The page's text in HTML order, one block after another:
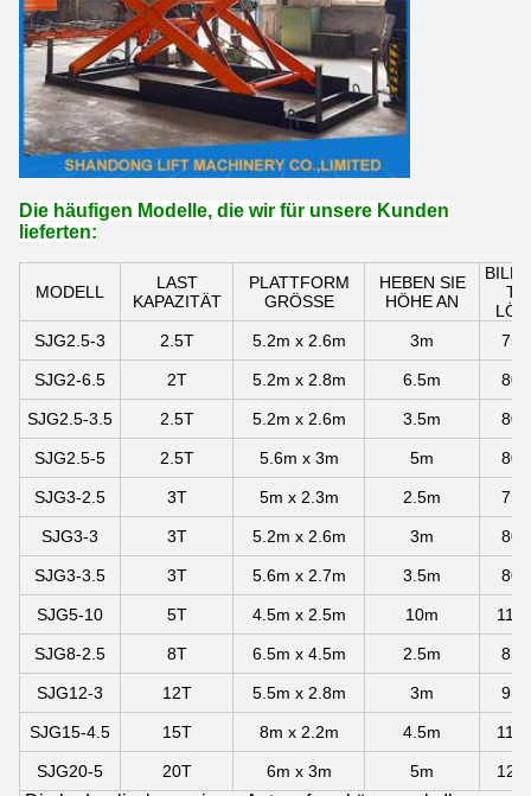
Die häufigen Modelle, die wir für unsere Kunden
lieferten:
MODELL
LAST
KAPAZITÄT
PLATTFORM
GRÖSSE
HEBEN SIE
HÖHE AN
SJG2.5-3
2.5T 5.2m x 2.6m 3m
SJG2-6.5 2T 5.2m x 2.8m 6.5m
SJG2.5-3.5 2.5T 5.2m x 2.6m 3.5m
SJG2.5-5 2.5T 5.6m x 3m 5m
SJG3-2.5 3T 5m x 2.3m 2.5m
SJG3-3 3T 5.2m x 2.6m 3m
SJG3-3.5 3T 5.6m x 2.7m 3.5m
SJG5-10 5T 4.5m x 2.5m 10m
SJG8-2.5 8T 6.5m x 4.5m 2.5m
SJG12-3 12T 5.5m x 2.8m 3m
SJG15-4.5 15T 8m x 2.2m 4.5m
SJG20-5 20T 6m x 3m 5m